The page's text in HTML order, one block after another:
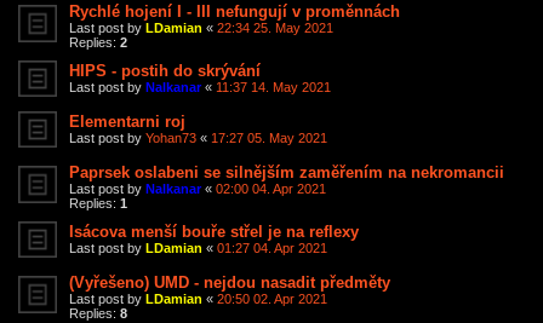
Rychlé hojení I - III nefungují v proměnnách
Last post by LDamian « 22:34 25. May 2021
Replies: 2
HIPS - postih do skrývání
Last post by Nalkanar« 11:37 14. May 2021
Elementarni roj
Last post by Yohan73 « 17:27 05. May 2021
Paprsek oslabeni se silnějším zaměřením na nekromancii
Last post by Nalkanar« 02:00 04. Apr 2021
Replies: 1
Isácova menší bouře střel je na reflexy
Last post by LDamian « 01:27 04. Apr 2021
(Vyřešeno) UMD - nejdou nasadit předměty
Last post by LDamian « 20:50 02. Apr 2021
Replies: 8